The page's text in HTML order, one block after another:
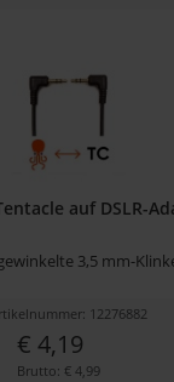
auf DSLR-
3,5 mm-
12276882
€ 4,19
Brutto: € 4,99